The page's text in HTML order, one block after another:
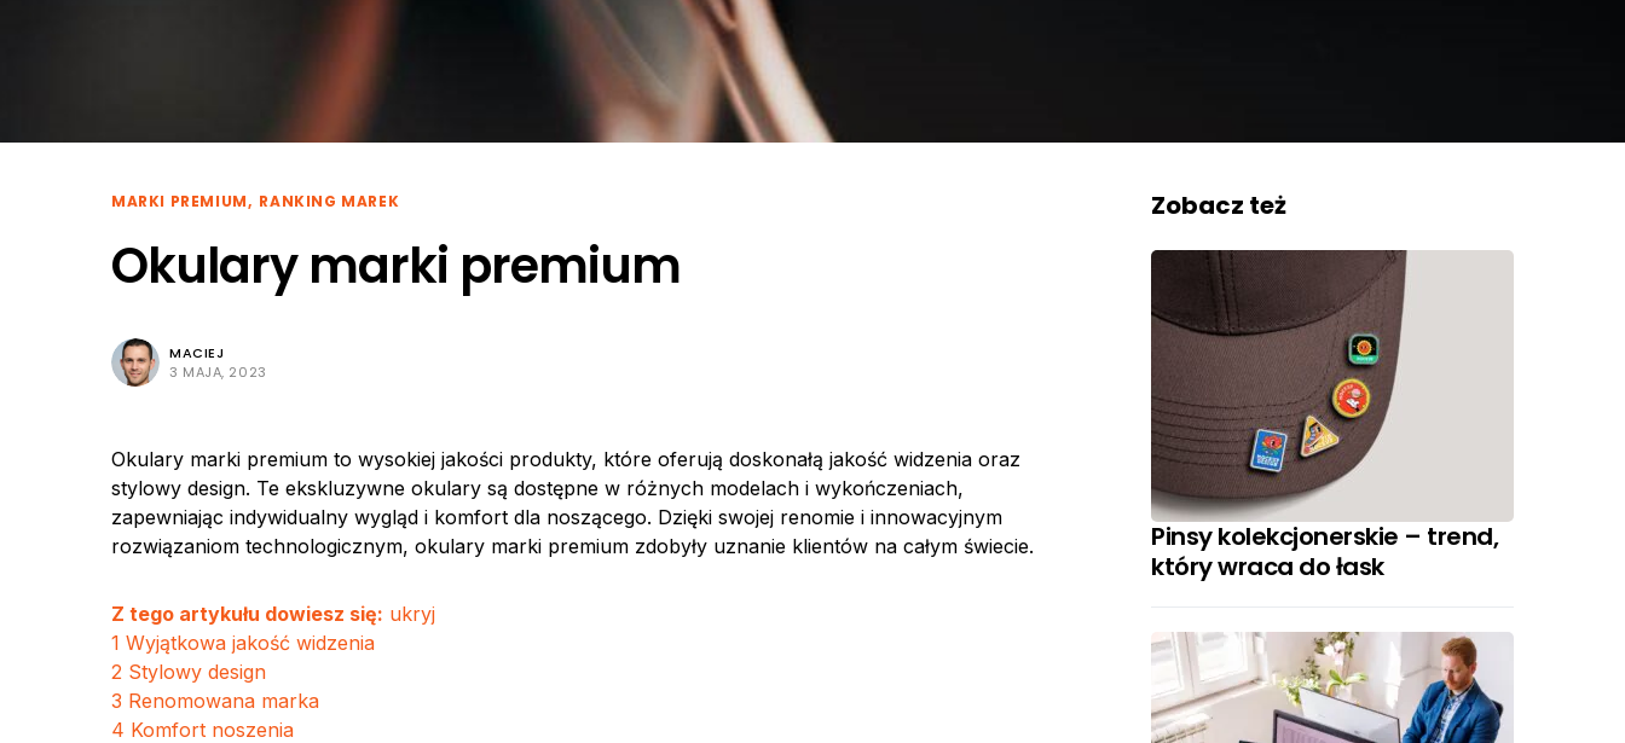
MARKI PREMIUM RANKING MAREK
Okulary marki premium
MACIEJ
3 MAJA, 2023
Okulary marki premium to wysokiej jakości produkty, które oferują doskonałą jakość widzenia oraz
stylowy design. Te ekskluzywne okulary są dostępne w różnych modelach i wykończeniach,
zapewniając indywidualny wygląd i komfort dla noszącego. Dzięki swojej renomie i innowacyjnym
rozwiązaniom technologicznym, okulary marki premium zdobyły uznanie klientów na całym świecie.
Z tego artykułu dowiesz się: ukryj
1 Wyjątkowa jakość widzenia
2 Stylowy design
3 Renomowana marka
4 Komfort noszenia
Zobacz też
Pinsy kolekcjonerskie – trend,
który wraca do łask